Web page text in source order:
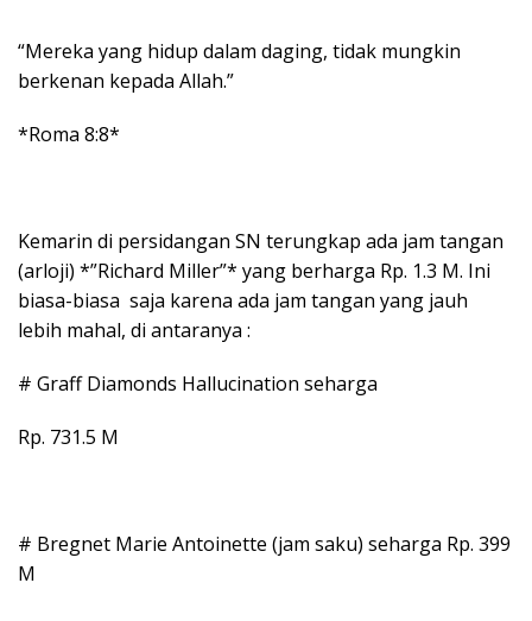
“Mereka yang hidup dalam daging, tidak mungkin
berkenan kepada Allah.”
*Roma 8:8*
Kemarin di persidangan SN terungkap ada jam tangan
(arloji) *”Richard Miller”* yang berharga Rp. 1.3 M. Ini
biasa-biasa saja karena ada jam tangan yang jauh
lebih mahal, di antaranya :
# Graff Diamonds Hallucination seharga
Rp. 731.5 M
# Bregnet Marie Antoinette (jam saku) seharga Rp. 399
M